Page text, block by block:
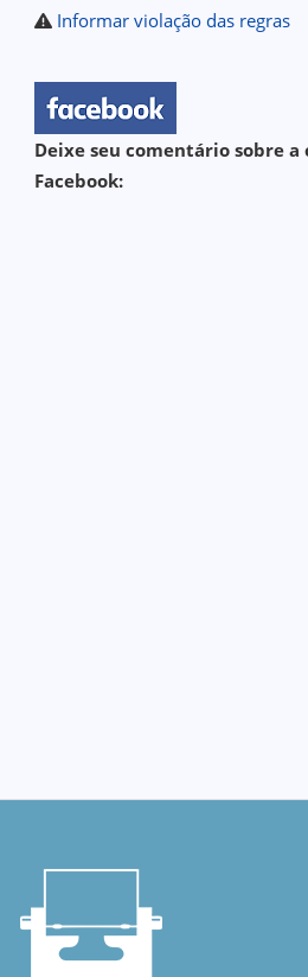
Informar violação das regras
Deixe seu comentário sobre
Facebook: